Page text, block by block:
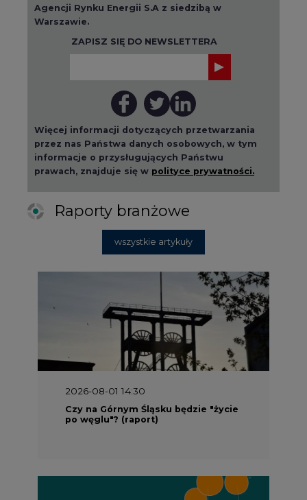
Agencji Rynku Energii S.A z siedzibą w
Warszawie.
ZAPISZ SIĘ DO NEWSLETTERA
Więcej informacji dotyczących przetwarzania
przez nas Państwa danych osobowych, w tym
informacje o przysługujących Państwu
prawach, znajduje się w polityce prywatności.
Raporty branżowe
wszystkie artykuły
2026-08-01 14:30
Czy na Górnym Śląsku będzie "życie
po węglu"? (raport)